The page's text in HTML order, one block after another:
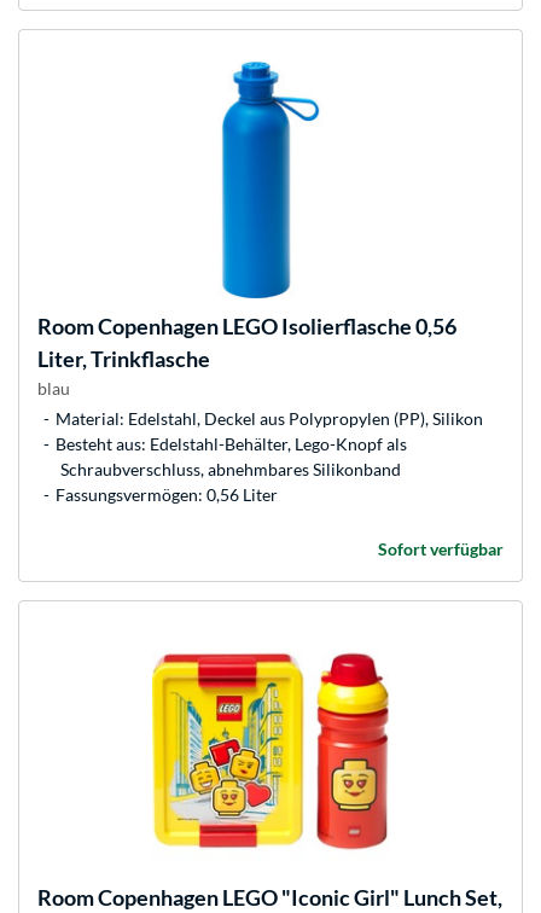
Room CopenhagenLEGO Isolierflasche 0,56
Liter, Trinkflasche
blau
Material: Edelstahl, Deckel aus Polypropylen (PP), Silikon
Besteht aus: Edelstahl-Behälter, Lego-Knopf als
Schraubverschluss, abnehmbares Silikonband
Fassungsvermögen: 0,56 Liter
Sofort verfügbar
Room CopenhagenLEGO "Iconic Girl" Lunch Set,